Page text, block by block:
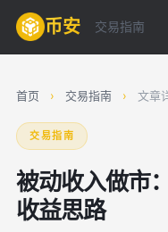
币安 交易指南
首页 › 交易指南 › 文章
交易指南
被动收入做市
收益思路